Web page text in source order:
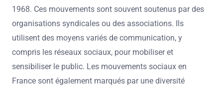
1968. Ces mouvements sont souvent soutenus par des
organisations syndicales ou des associations. Ils
utilisent des moyens variés de communication, y
compris les réseaux sociaux, pour mobiliser et
sensibiliser le public. Les mouvements sociaux en
France sont également marqués par une diversité